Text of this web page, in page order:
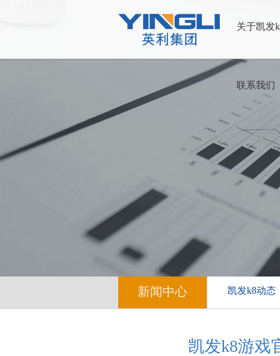
关于凯发
联系我们
新闻中心 凯发k8动态
凯发k8游戏